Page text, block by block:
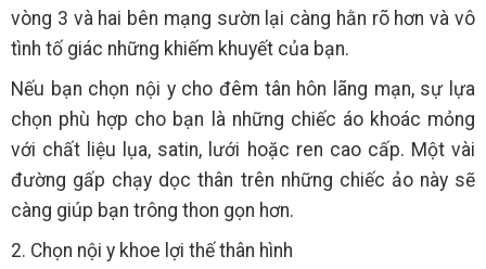
vòng 3 và hai bên mạng sườn lại càng hằn rõ hơn và vô
tình tố giác những khiếm khuyết của bạn.
Nếu bạn chọn nội y cho đêm tân hôn lãng mạn, sự lựa
chọn phù hợp cho bạn là những chiếc áo khoác mỏng
với chất liệu lụa, satin, lưới hoặc ren cao cấp. Một vài
đường gấp chạy dọc thân trên những chiếc ảo này sẽ
càng giúp bạn trông thon gọn hơn.
2. Chọn nội y khoe lợi thế thân hình